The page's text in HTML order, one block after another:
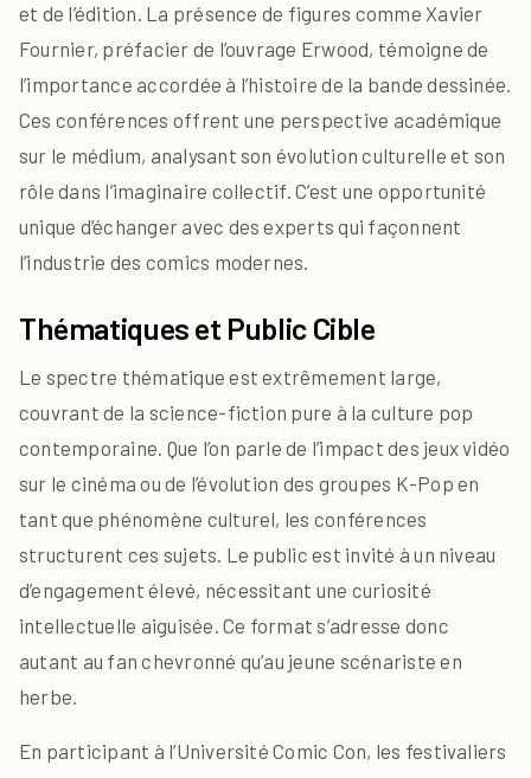
et de l’édition. La présence de figures comme Xavier
Fournier, préfacier de l’ouvrage Erwood, témoigne de
l’importance accordée à l’histoire de la bande dessinée.
Ces conférences offrent une perspective académique
sur le médium, analysant son évolution culturelle et son
rôle dans l’imaginaire collectif. C’est une opportunité
unique d’échanger avec des experts qui façonnent
l’industrie des comics modernes.
Thématiques et Public Cible
Le spectre thématique est extrêmement large,
couvrant de la science-fiction pure à la culture pop
contemporaine. Que l’on parle de l’impact des jeux vidéo
sur le cinéma ou de l’évolution des groupes K-Pop en
tant que phénomène culturel, les conférences
structurent ces sujets. Le public est invité à un niveau
d’engagement élevé, nécessitant une curiosité
intellectuelle aiguisée. Ce format s’adresse donc
autant au fan chevronné qu’au jeune scénariste en
herbe.
En participant à l’Université Comic Con, les festivaliers